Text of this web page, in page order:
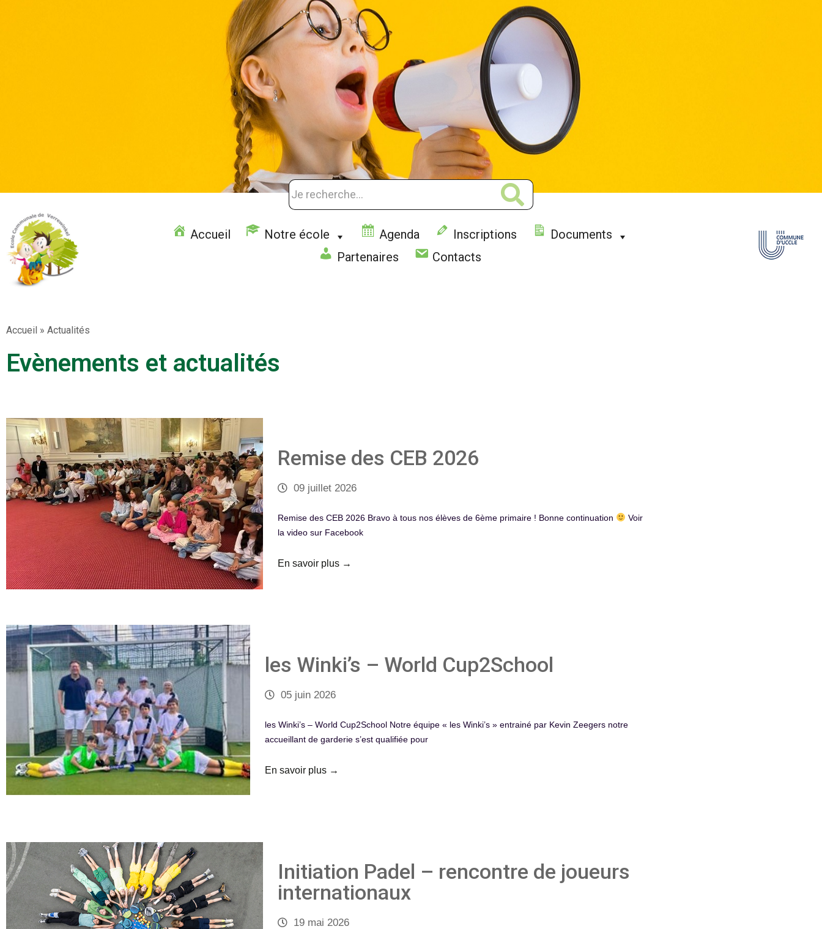
Accueil Notre école Agenda Inscriptions
Documents
Partenaires
Contacts
Accueil » Actualités
Evènements et actualités
Remise des CEB 2026
09 juillet 2026
Remise des CEB 2026 Bravo à tous nos élèves de 6ème primaire ! Bonne continuation
Voir
la video sur Facebook
En savoir plus →
les Winki’s – World Cup2School
05 juin 2026
les Winki’s – World Cup2School Notre équipe « les Winki’s » entrainé par Kevin Zeegers notre
accueillant de garderie s’est qualifiée pour
En savoir plus →
Initiation Padel – rencontre de joueurs
internationaux
19 mai 2026